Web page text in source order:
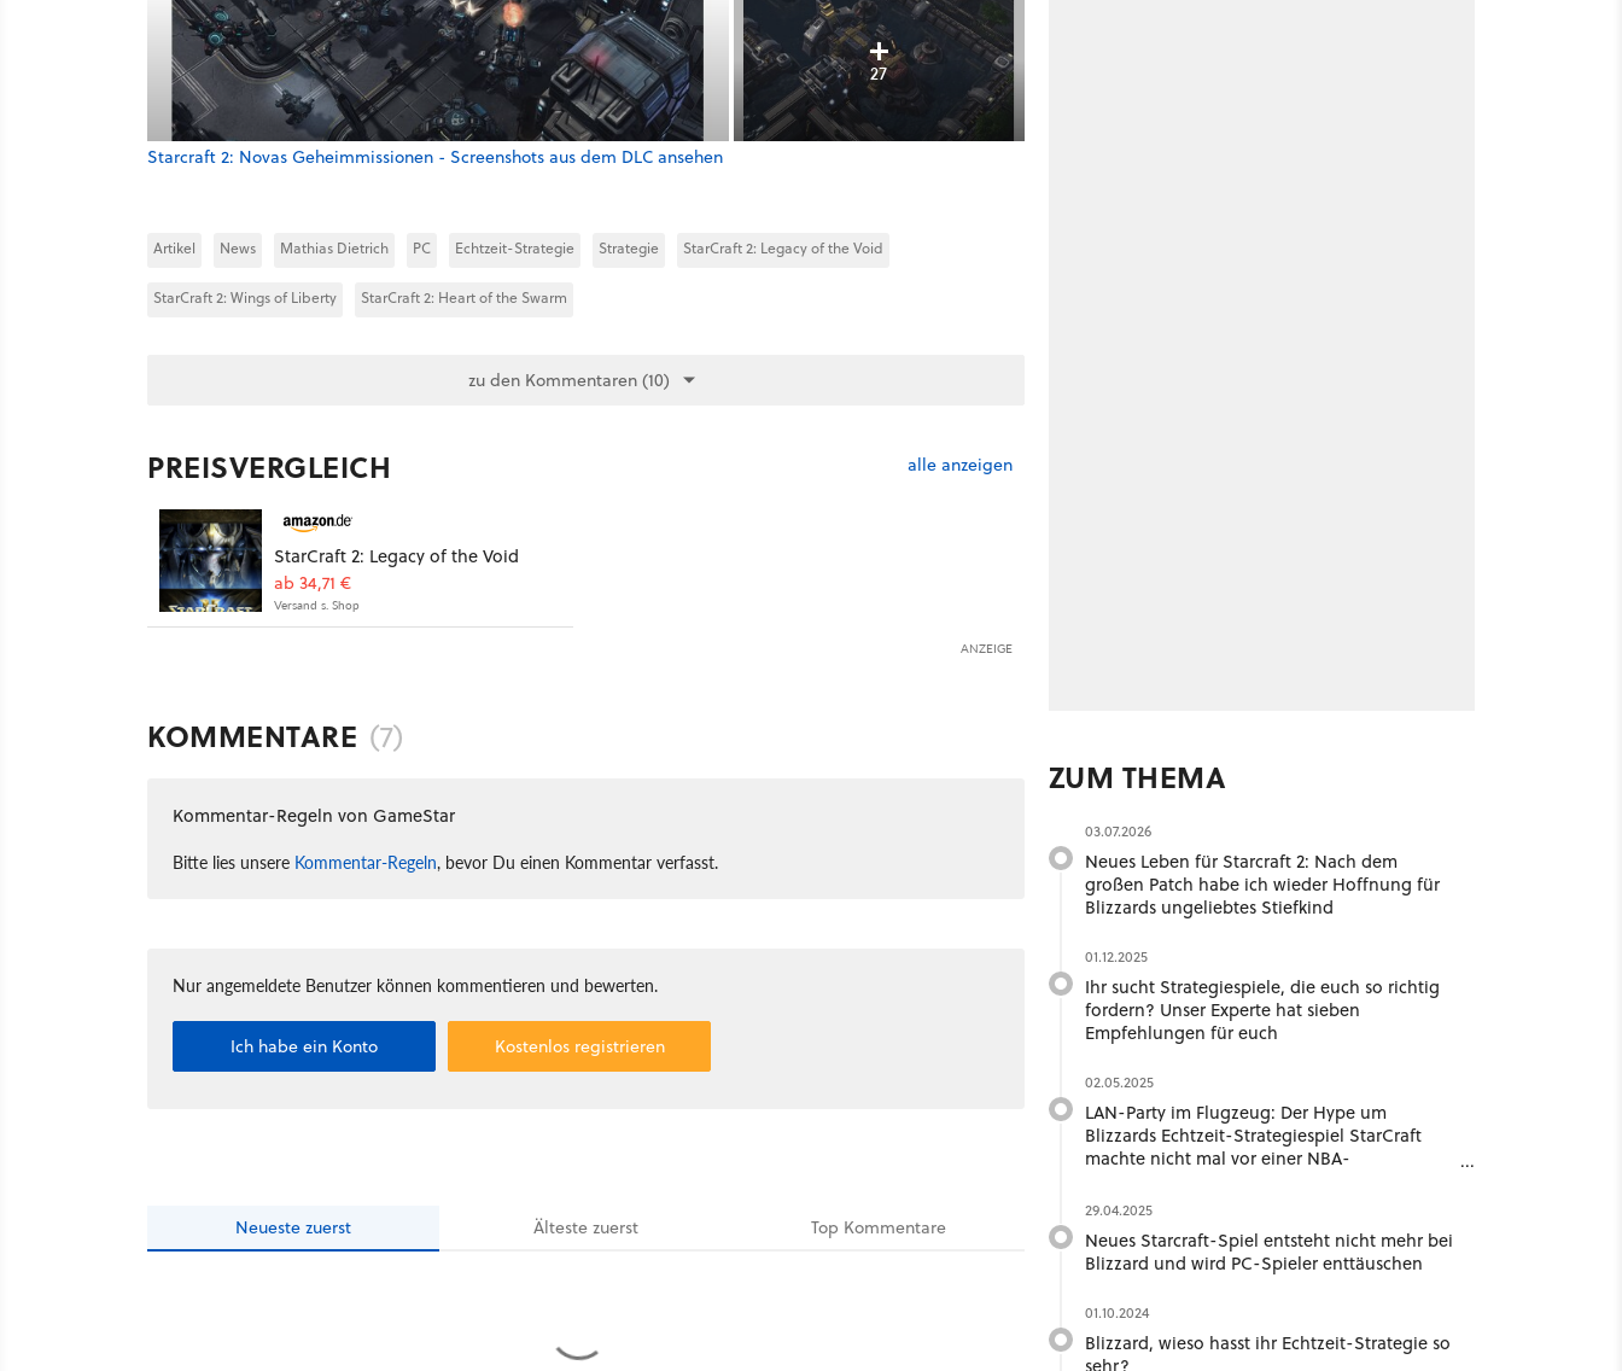
27
Starcraft 2: Novas Geheimmissionen - Screenshots aus dem DLC ansehen
Artikel News Mathias Dietrich PC Echtzeit-Strategie Strategie StarCraft 2: Legacy of the Void
StarCraft 2: Wings of Liberty StarCraft 2: Heart of the Swarm
zu den Kommentaren (10)
PREISVERGLEICH alle anzeigen
StarCraft 2: Legacy of the Void
ab 34,71 €
Versand s. Shop
ANZEIGE
KOMMENTARE (7)
Kommentar-Regeln von GameStar
Bitte lies unsere Kommentar-Regeln, bevor Du einen Kommentar verfasst.
Nur angemeldete Benutzer können kommentieren und bewerten.
Ich habe ein Konto Kostenlos registrieren
Neueste zuerst Ältestezuerst Top Kommentare
ZUM THEMA
03.07.2026
Neues Leben für Starcraft 2: Nach dem
großen Patch habe ich wieder Hoffnung für
Blizzards ungeliebtes Stiefkind
01.12.2025
Ihr sucht Strategiespiele, die euch so richtig
fordern? Unser Experte hat sieben
Empfehlungen für euch
02.05.2025
LAN-Party im Flugzeug: Der Hype um
Blizzards Echtzeit-Strategiespiel StarCraft
machte nicht mal vor einer NBA-
29.04.2025
Neues Starcraft-Spiel entsteht nicht mehr bei
Blizzard und wird PC-Spieler enttäuschen
01.10.2024
Blizzard, wieso hasst ihr Echtzeit-Strategie so
sehr?